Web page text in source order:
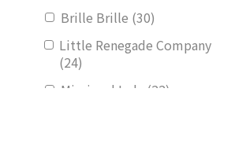
Brille Brille (30)
Little Renegade Company
(24)
Mimi and Lula (22)